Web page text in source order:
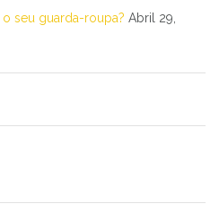
seu guarda-roupa? Abril 29,